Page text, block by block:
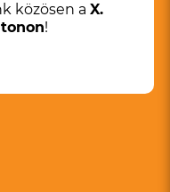
közösen a X.
!